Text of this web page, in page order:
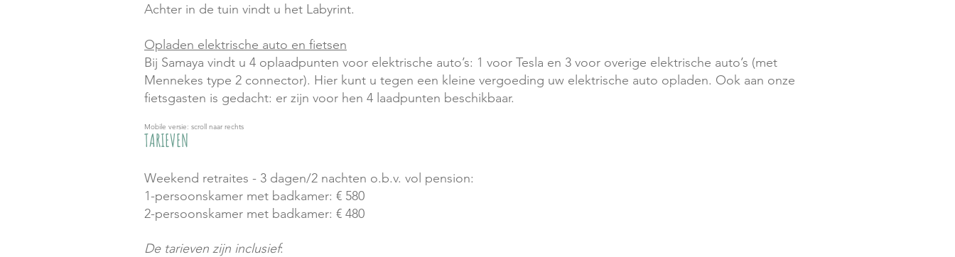
Achter in de tuin vindt u het Labyrint.
Opladen elektrische auto en fietsen
Bij Samaya vindt u 4 oplaadpunten voor elektrische auto’s: 1 voor Tesla en 3 voor overige elektrische auto’s (met
Mennekes type 2 connector). Hier kunt u tegen een kleine vergoeding uw elektrische auto opladen. Ook aan onze
fietsgasten is gedacht: er zijn voor hen 4 laadpunten beschikbaar.
Mobile versie: scroll naar rechts
TARIEVEN
Weekend retraites - 3 dagen/2 nachten o.b.v. vol pension:​
1-persoonskamer met badkamer: € 580
2-persoonskamer met badkamer: € 480
De tarieven zijn inclusief: